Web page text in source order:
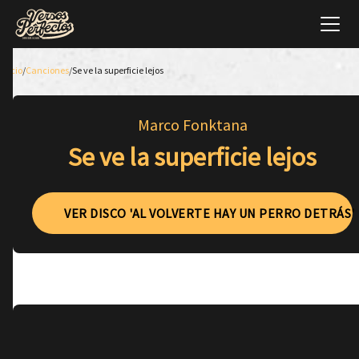
Inicio/Canciones/Se ve la superficie lejos
Marco Fonktana
Se ve la superficie lejos
VER DISCO 'AL VOLVERTE HAY UN PERRO DETRÁS'